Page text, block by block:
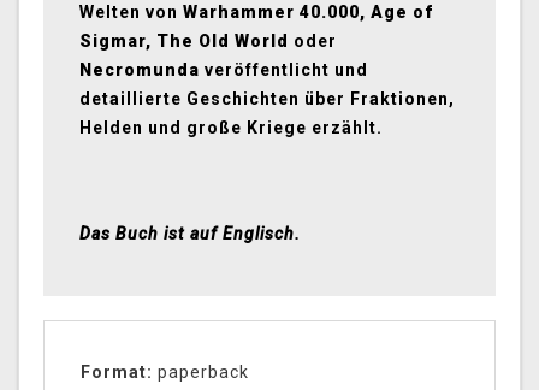
Welten von Warhammer 40.000, Age of
Sigmar, The Old World oder
Necromunda veröffentlicht und
detaillierte Geschichten über Fraktionen,
Helden und große Kriege erzählt.
Das Buch ist auf Englisch.
Format: paperback